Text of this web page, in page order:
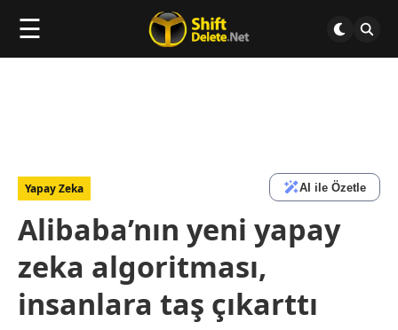
☰
Yapay Zeka AI ile Özetle
Alibaba’nın yeni yapay
zeka algoritması,
insanlara taş çıkarttı